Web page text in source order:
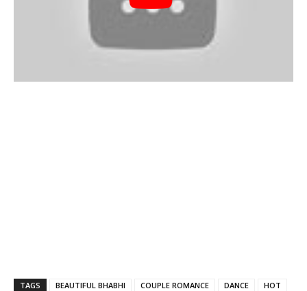
TAGS BEAUTIFUL BHABHI COUPLE ROMANCE DANCE
HOT